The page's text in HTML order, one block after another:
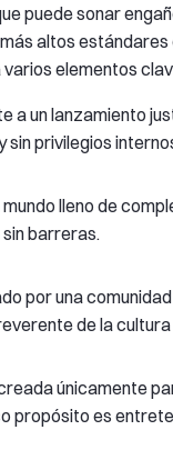
puede sonar
altos
elementos
a un lanzamiento
privilegios
lleno de
barreras.
por una
de la
únicamente
propósito es